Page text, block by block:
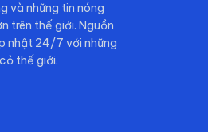
và những tin nóng
trên thế giới. Nguồn
nhật 24/7 với những
thế giới.